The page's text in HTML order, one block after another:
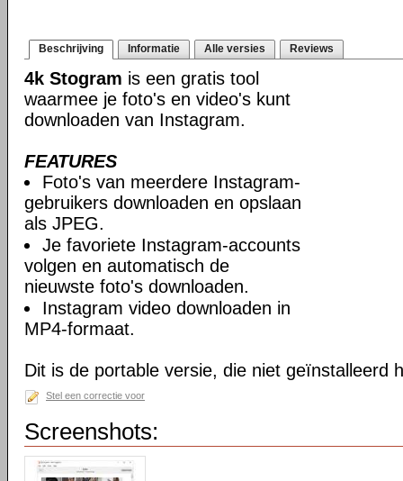
Beschrijving Informatie Alle versies Reviews
4k Stogram is een gratis tool
waarmee je foto's en video's kunt
downloaden van Instagram.
FEATURES
Foto's van meerdere Instagram-
gebruikers downloaden en opslaan
als JPEG.
Je favoriete Instagram-accounts
volgen en automatisch de
nieuwste foto's downloaden.
Instagram video downloaden in
MP4-formaat.
Dit is de portable versie, die niet geïnstalleerd
Stel een correctie voor
Screenshots: